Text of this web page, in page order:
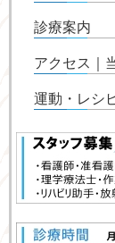
診療案内
アクセス｜
運動・レシ